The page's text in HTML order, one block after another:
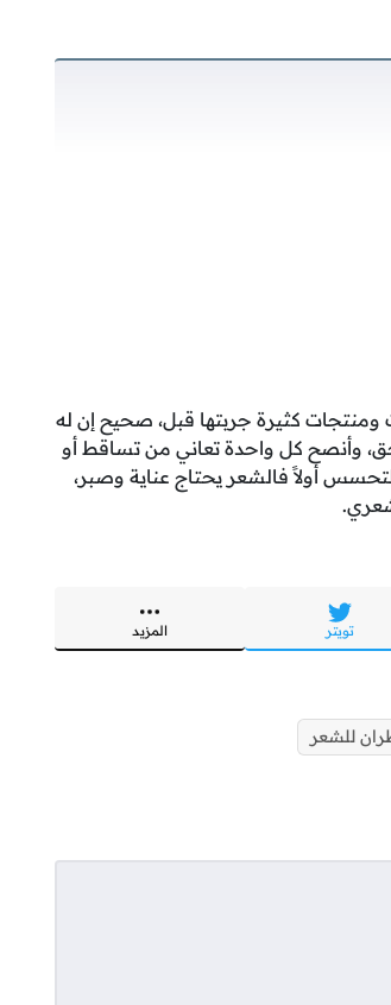
ومنتجات كثيرة جربتها قبل، صحيح إن له
وأنصح كل واحدة تعاني من تساقط أو
أولاً فالشعر يحتاج عناية وصبر،
تويتر المزيد
للشعر